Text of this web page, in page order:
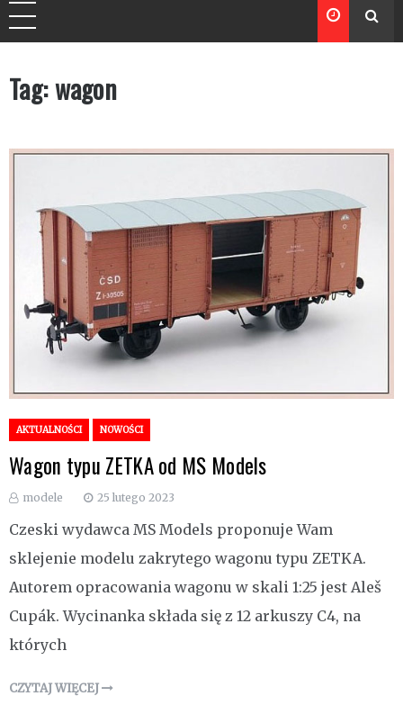
Tag:wagon
AKTUALNOŚCI NOWOŚCI
Wagon typu ZETKA od MS Models
modele 25 lutego 2023
Czeski wydawca MS Models proponuje Wam
sklejenie modelu zakrytego wagonu typu ZETKA.
Autorem opracowania wagonu w skali 1:25 jest Aleš
Cupák. Wycinanka składa się z 12 arkuszy C4, na
których
CZYTAJ WIĘCEJ